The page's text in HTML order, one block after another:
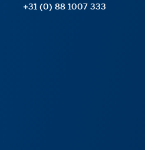
+31 (0) 88 1007 333